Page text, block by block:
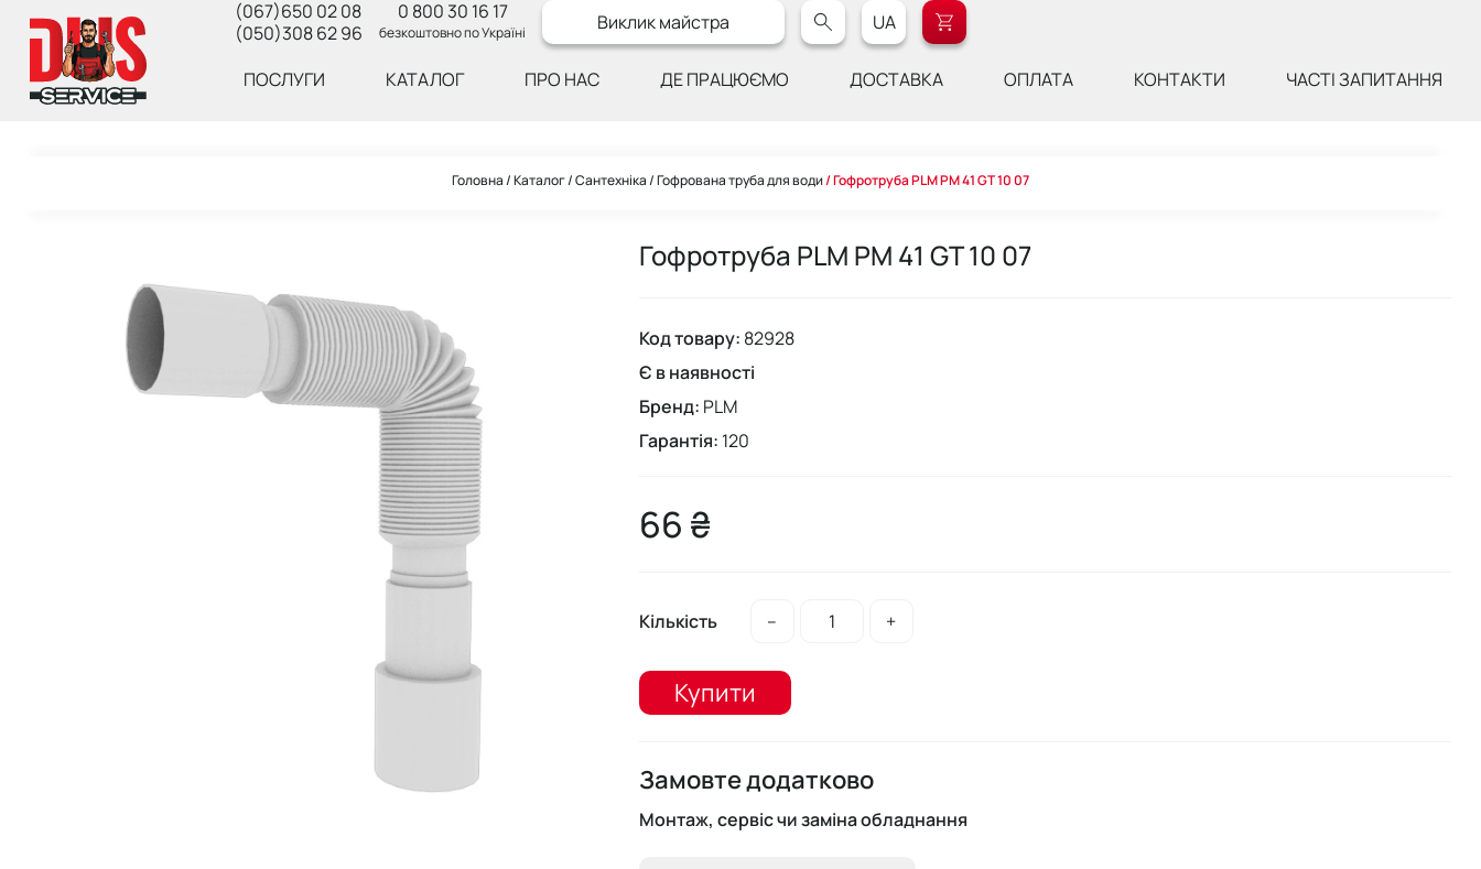
(067)650 02 08
(050)308 62 96
0 800 30 16 17
безкоштовно по Україні Виклик майстра UA
ПОСЛУГИ КАТАЛОГ ПРО НАС ДЕ ПРАЦЮЄМО ДОСТАВКА ОПЛАТА КОНТАКТИ ЧАСТІ ЗАПИТАННЯ
Головна Каталог Сантехніка Гофрована труба для води Гофротруба PLM PM 41 GT 10 07
Гофротруба PLM PM 41 GT 10 07
Код товару: 82928
Є в наявності
Бренд: PLM
Гарантія: 120
66 ₴
Кількість – +
Купити
Замовте додатково
Монтаж, сервіс чи заміна обладнання